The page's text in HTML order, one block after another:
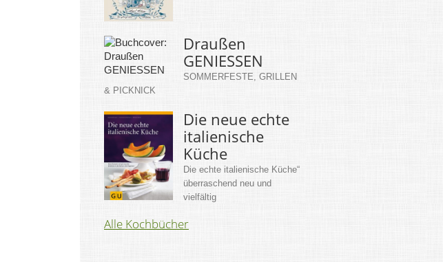
Draußen
GENIESSEN
SOMMERFESTE, GRILLEN
& PICKNICK
Die neue echte
italienische
Küche
Die echte italienische Küche“
überraschend neu und
vielfältig
Alle Kochbücher